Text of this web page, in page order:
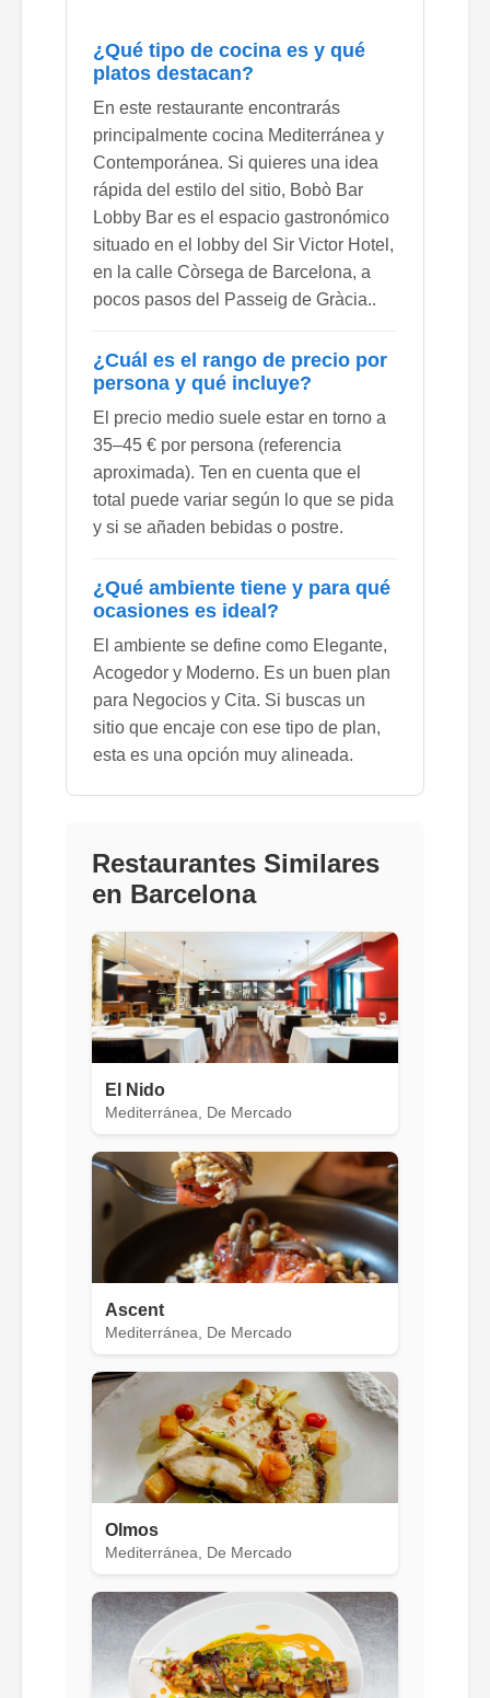
¿Qué tipo de cocina es y qué
platos destacan?
En este restaurante encontrarás
principalmente cocina Mediterránea y
Contemporánea. Si quieres una idea
rápida del estilo del sitio, Bobò Bar
Lobby Bar es el espacio gastronómico
situado en el lobby del Sir Victor Hotel,
en la calle Còrsega de Barcelona, a
pocos pasos del Passeig de Gràcia..
¿Cuál es el rango de precio por
persona y qué incluye?
El precio medio suele estar en torno a
35–45 € por persona (referencia
aproximada). Ten en cuenta que el
total puede variar según lo que se pida
y si se añaden bebidas o postre.
¿Qué ambiente tiene y para qué
ocasiones es ideal?
El ambiente se define como Elegante,
Acogedor y Moderno. Es un buen plan
para Negocios y Cita. Si buscas un
sitio que encaje con ese tipo de plan,
esta es una opción muy alineada.
Restaurantes Similares
en Barcelona
El Nido
Mediterránea, De Mercado
Ascent
Mediterránea, De Mercado
Olmos
Mediterránea, De Mercado